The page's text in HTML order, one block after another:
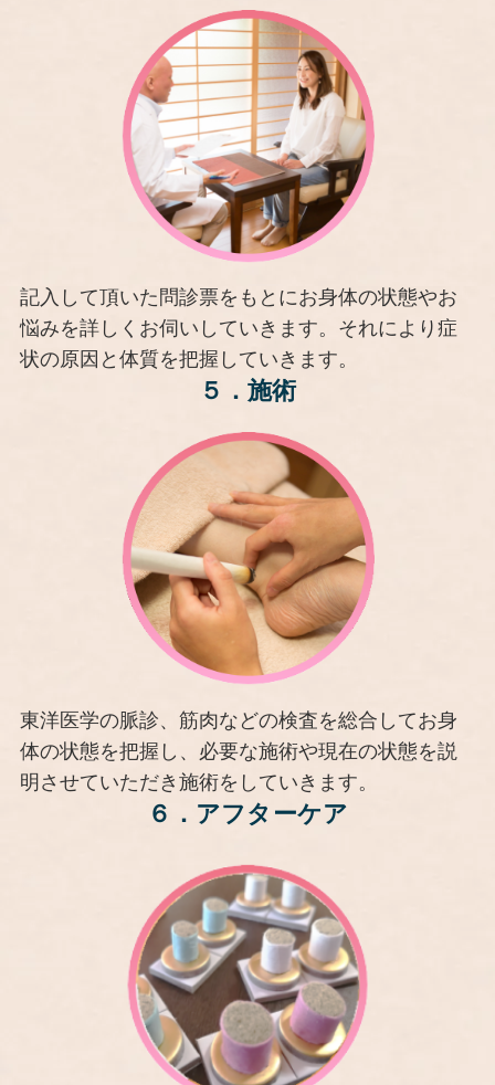
記入して頂いた問診票をもとにお身体の状態やお
悩みを詳しくお伺いしていきます。それにより症
状の原因と体質を把握していきます。
５． 施術
東洋医学の脈診、筋肉などの検査を総合してお身
体の状態を把握し、必要な施術や現在の状態を説
明させていただき施術をしていきます。
６． アフターケア